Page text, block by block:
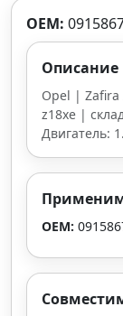
OEM:
Описание
Opel |
z18xe |
Двигатель:
OEM: